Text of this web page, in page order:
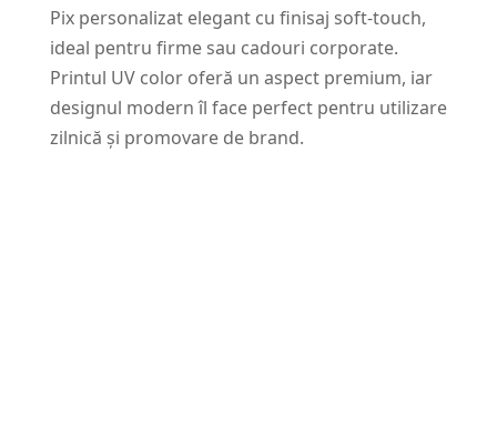
Pix personalizat elegant cu finisaj soft-touch,
ideal pentru firme sau cadouri corporate.
Printul UV color oferă un aspect premium, iar
designul modern îl face perfect pentru utilizare
zilnică și promovare de brand.